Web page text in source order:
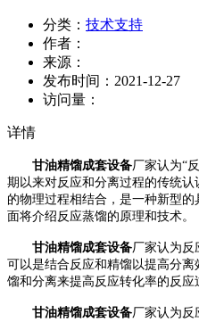
分类： 技术支持
作者：
来源：
发布时间： 2021-12-27
访问量：
详情
甘油精馏成套设备厂家认为“
期以来对反应和分离过程的传统
的物理过程相结合，是一种新型
面将介绍反应蒸馏的原理和技术。
甘油精馏成套设备厂家认为反
可以是结合反应和精馏以提高分
馏和分离来提高反应转化率的反应
甘油精馏成套设备厂家认为反